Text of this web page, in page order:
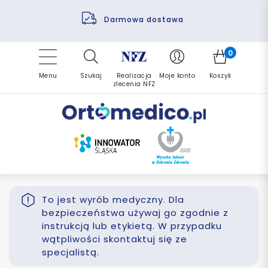
Darmowa dostawa
Pomoc fizjoterapeuty
Finansowanie PFRON
Refundacja NFZ
Zrealizuj zlecenie ponownie
Menu Szukaj
Realizacja
zlecenia NFZ
Moje konto
0
Koszyk
To jest wyrób medyczny. Dla
bezpieczeństwa używaj go zgodnie z
instrukcją lub etykietą. W przypadku
wątpliwości skontaktuj się ze
specjalistą.